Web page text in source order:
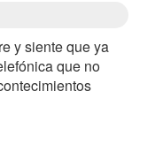
y siente que ya
que no